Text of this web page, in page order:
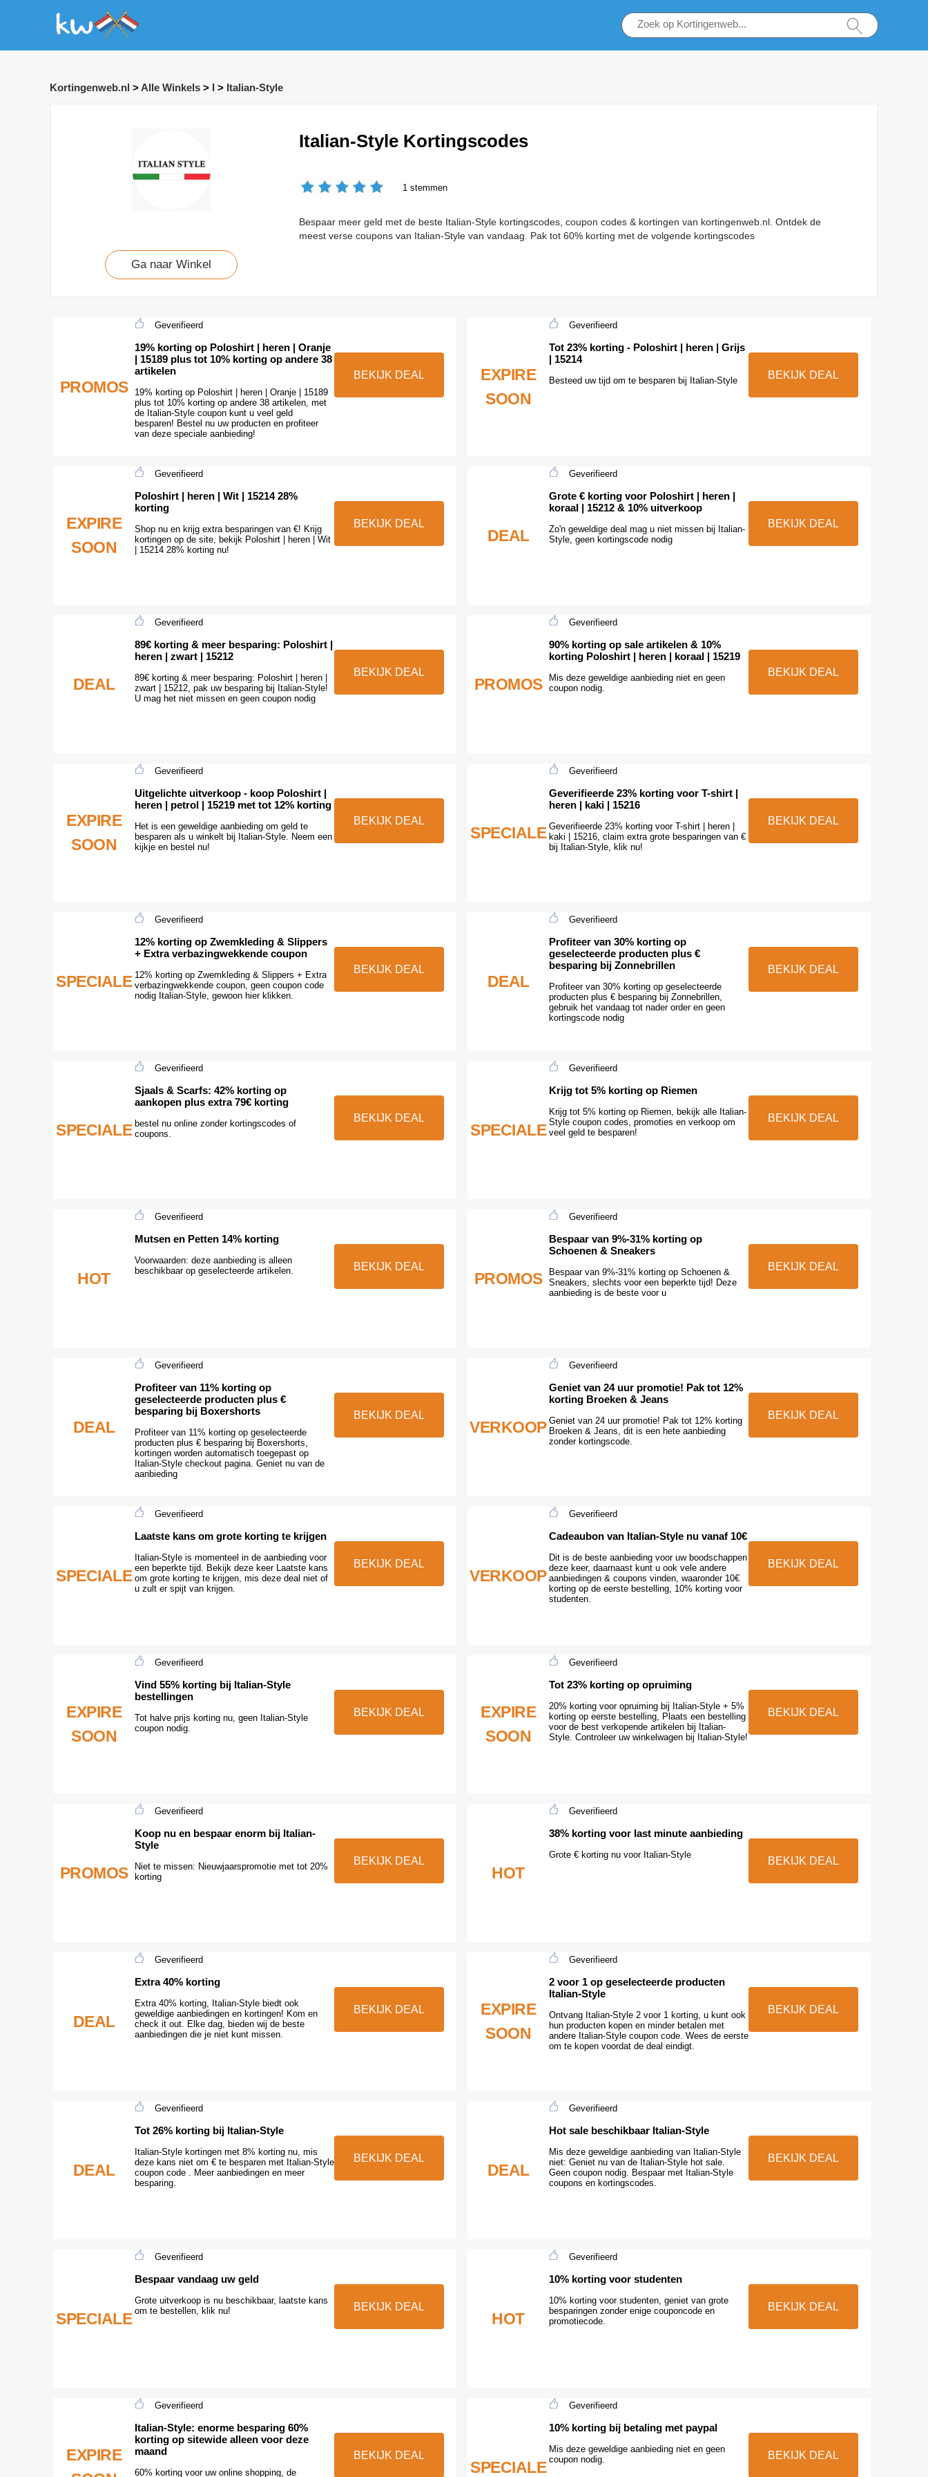
Kortingenweb.nl > Alle Winkels > I > Italian-Style
Ga naar Winkel
Italian-Style Kortingscodes
1 stemmen
Bespaar meer geld met de beste Italian-Style kortingscodes, coupon codes & kortingen van kortingenweb.nl. Ontdek de
meest verse coupons van Italian-Style van vandaag. Pak tot 60% korting met de volgende kortingscodes
PROMOS
Geverifieerd
19% korting op Poloshirt | heren | Oranje
| 15189 plus tot 10% korting op andere 38
artikelen
19% korting op Poloshirt | heren | Oranje | 15189
plus tot 10% korting op andere 38 artikelen, met
de Italian-Style coupon kunt u veel geld
besparen! Bestel nu uw producten en profiteer
van deze speciale aanbieding!
BEKIJK DEAL
EXPIRE
SOON
Geverifieerd
Tot 23% korting - Poloshirt | heren | Grijs
| 15214
Besteed uw tijd om te besparen bij Italian-Style BEKIJK DEAL
EXPIRE
SOON
Geverifieerd
Poloshirt | heren | Wit | 15214 28%
korting
Shop nu en krijg extra besparingen van €! Krijg
kortingen op de site, bekijk Poloshirt | heren | Wit
| 15214 28% korting nu!
BEKIJK DEAL
DEAL
Geverifieerd
Grote € korting voor Poloshirt | heren |
koraal | 15212 & 10% uitverkoop
Zo'n geweldige deal mag u niet missen bij Italian-
Style, geen kortingscode nodig
BEKIJK DEAL
DEAL
Geverifieerd
89€ korting & meer besparing: Poloshirt |
heren | zwart | 15212
89€ korting & meer besparing: Poloshirt | heren |
zwart | 15212, pak uw besparing bij Italian-Style!
U mag het niet missen en geen coupon nodig
BEKIJK DEAL
PROMOS
Geverifieerd
90% korting op sale artikelen & 10%
korting Poloshirt | heren | koraal | 15219
Mis deze geweldige aanbieding niet en geen
coupon nodig.
BEKIJK DEAL
EXPIRE
SOON
Geverifieerd
Uitgelichte uitverkoop - koop Poloshirt |
heren | petrol | 15219 met tot 12% korting
Het is een geweldige aanbieding om geld te
besparen als u winkelt bij Italian-Style. Neem een
kijkje en bestel nu!
BEKIJK DEAL
SPECIALE
Geverifieerd
Geverifieerde 23% korting voor T-shirt |
heren | kaki | 15216
Geverifieerde 23% korting voor T-shirt | heren |
kaki | 15216, claim extra grote besparingen van €
bij Italian-Style, klik nu!
BEKIJK DEAL
SPECIALE
Geverifieerd
12% korting op Zwemkleding & Slippers
+ Extra verbazingwekkende coupon
12% korting op Zwemkleding & Slippers + Extra
verbazingwekkende coupon, geen coupon code
nodig Italian-Style, gewoon hier klikken.
BEKIJK DEAL
DEAL
Geverifieerd
Profiteer van 30% korting op
geselecteerde producten plus €
besparing bij Zonnebrillen
Profiteer van 30% korting op geselecteerde
producten plus € besparing bij Zonnebrillen,
gebruik het vandaag tot nader order en geen
kortingscode nodig
BEKIJK DEAL
SPECIALE
Geverifieerd
Sjaals & Scarfs: 42% korting op
aankopen plus extra 79€ korting
bestel nu online zonder kortingscodes of
coupons.
BEKIJK DEAL
SPECIALE
Geverifieerd
Krijg tot 5% korting op Riemen
Krijg tot 5% korting op Riemen, bekijk alle Italian-
Style coupon codes, promoties en verkoop om
veel geld te besparen!
BEKIJK DEAL
HOT
Geverifieerd
Mutsen en Petten 14% korting
Voorwaarden: deze aanbieding is alleen
beschikbaar op geselecteerde artikelen.
BEKIJK DEAL
PROMOS
Geverifieerd
Bespaar van 9%-31% korting op
Schoenen & Sneakers
Bespaar van 9%-31% korting op Schoenen &
Sneakers, slechts voor een beperkte tijd! Deze
aanbieding is de beste voor u
BEKIJK DEAL
DEAL
Geverifieerd
Profiteer van 11% korting op
geselecteerde producten plus €
besparing bij Boxershorts
Profiteer van 11% korting op geselecteerde
producten plus € besparing bij Boxershorts,
kortingen worden automatisch toegepast op
Italian-Style checkout pagina. Geniet nu van de
aanbieding
BEKIJK DEAL
VERKOOP
Geverifieerd
Geniet van 24 uur promotie! Pak tot 12%
korting Broeken & Jeans
Geniet van 24 uur promotie! Pak tot 12% korting
Broeken & Jeans, dit is een hete aanbieding
zonder kortingscode.
BEKIJK DEAL
SPECIALE
Geverifieerd
Laatste kans om grote korting te krijgen
Italian-Style is momenteel in de aanbieding voor
een beperkte tijd. Bekijk deze keer Laatste kans
om grote korting te krijgen, mis deze deal niet of
u zult er spijt van krijgen.
BEKIJK DEAL
VERKOOP
Geverifieerd
Cadeaubon van Italian-Style nu vanaf 10€
Dit is de beste aanbieding voor uw boodschappen
deze keer, daarnaast kunt u ook vele andere
aanbiedingen & coupons vinden, waaronder 10€
korting op de eerste bestelling, 10% korting voor
studenten.
BEKIJK DEAL
EXPIRE
SOON
Geverifieerd
Vind 55% korting bij Italian-Style
bestellingen
Tot halve prijs korting nu, geen Italian-Style
coupon nodig.
BEKIJK DEAL
EXPIRE
SOON
Geverifieerd
Tot 23% korting op opruiming
20% korting voor opruiming bij Italian-Style + 5%
korting op eerste bestelling, Plaats een bestelling
voor de best verkopende artikelen bij Italian-
Style. Controleer uw winkelwagen bij Italian-Style!
BEKIJK DEAL
PROMOS
Geverifieerd
Koop nu en bespaar enorm bij Italian-
Style
Niet te missen: Nieuwjaarspromotie met tot 20%
korting
BEKIJK DEAL
HOT
Geverifieerd
38% korting voor last minute aanbieding
Grote € korting nu voor Italian-Style
BEKIJK DEAL
DEAL
Geverifieerd
Extra 40% korting
Extra 40% korting, Italian-Style biedt ook
geweldige aanbiedingen en kortingen! Kom en
check it out. Elke dag, bieden wij de beste
aanbiedingen die je niet kunt missen.
BEKIJK DEAL
EXPIRE
SOON
Geverifieerd
2 voor 1 op geselecteerde producten
Italian-Style
Ontvang Italian-Style 2 voor 1 korting, u kunt ook
hun producten kopen en minder betalen met
andere Italian-Style coupon code. Wees de eerste
om te kopen voordat de deal eindigt.
BEKIJK DEAL
DEAL
Geverifieerd
Tot 26% korting bij Italian-Style
Italian-Style kortingen met 8% korting nu, mis
deze kans niet om € te besparen met Italian-Style
coupon code . Meer aanbiedingen en meer
besparing.
BEKIJK DEAL
DEAL
Geverifieerd
Hot sale beschikbaar Italian-Style
Mis deze geweldige aanbieding van Italian-Style
niet: Geniet nu van de Italian-Style hot sale.
Geen coupon nodig. Bespaar met Italian-Style
coupons en kortingscodes.
BEKIJK DEAL
SPECIALE
Geverifieerd
Bespaar vandaag uw geld
Grote uitverkoop is nu beschikbaar, laatste kans
om te bestellen, klik nu!
BEKIJK DEAL
HOT
Geverifieerd
10% korting voor studenten
10% korting voor studenten, geniet van grote
besparingen zonder enige couponcode en
promotiecode.
BEKIJK DEAL
EXPIRE
Geverifieerd
Italian-Style: enorme besparing 60%
korting op sitewide alleen voor deze
maand
60% korting voor uw online shopping, de
BEKIJK DEAL
SPECIALE
Geverifieerd
10% korting bij betaling met paypal
Mis deze geweldige aanbieding niet en geen
coupon nodig.
BEKIJK DEAL